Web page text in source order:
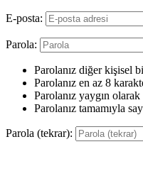
E-posta:
Parola:
Parolanız diğer kişisel
Parolanız en az 8
Parolanız yaygın
Parolanız tamamıyla
Parola (tekrar):